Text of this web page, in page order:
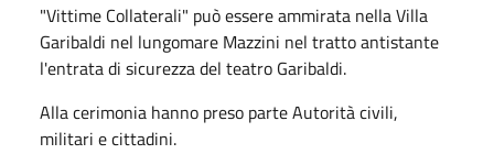
"Vittime Collaterali" può essere ammirata nella Villa
Garibaldi nel lungomare Mazzini nel tratto antistante
l'entrata di sicurezza del teatro Garibaldi.
Alla cerimonia hanno preso parte Autorità civili,
militari e cittadini.